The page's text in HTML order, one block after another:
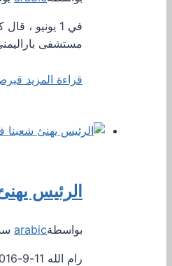
في 1 يونيو
مستشفى
قراءة المزيد
الرئيس
بواسطةarabic